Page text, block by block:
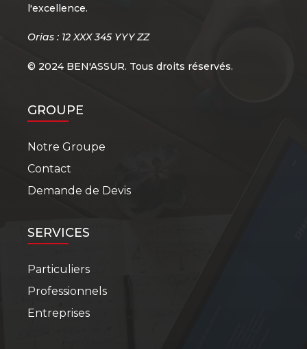
l'excellence.
Orias : 12 XXX 345 YYY ZZ
© 2024 BEN'ASSUR. Tous droits réservés.
GROUPE
Notre Groupe
Contact
Demande de Devis
SERVICES
Particuliers
Professionnels
Entreprises